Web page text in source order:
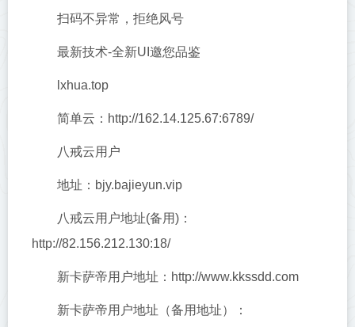
扫码不异常，拒绝风号
最新技术-全新UI邀您品鉴
lxhua.top
简单云：http://162.14.125.67:6789/
八戒云用户
地址：bjy.bajieyun.vip
八戒云用户地址(备用)：
http://82.156.212.130:18/
新卡萨帝用户地址：http://www.kkssdd.com
新卡萨帝用户地址（备用地址）：